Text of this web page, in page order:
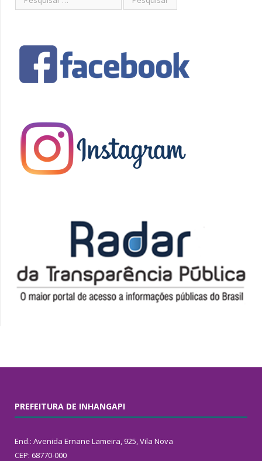
PREFEITURA DE INHANGAPI
End.: Avenida Ernane Lameira, 925, Vila Nova
CEP: 68770-000